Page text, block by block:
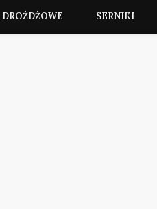
DROŻDŻOWE SERNIKI